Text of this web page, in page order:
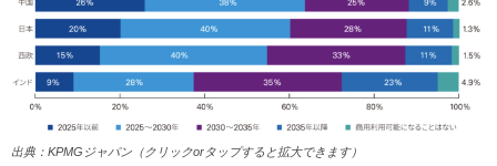
出典：KPMGジャパン（クリックorタップすると拡大できます）